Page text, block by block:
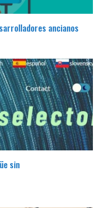
ancianos
sin